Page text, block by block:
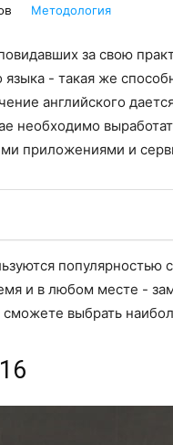
Методология
за свою
- такая же
английского
необходимо
приложениями и
популярностью
и в любом месте -
выбрать